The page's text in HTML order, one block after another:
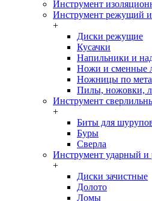
Инструмент
Инструмент режущий
+
Диски режущие
Кусачки
Напильники и
Ножи и сменные
Ножницы по
Пилы, ножовки,
Инструмент
+
Биты для
Буры
Сверла
Инструмент ударный
+
Диски зачистные
Долото
Ломы